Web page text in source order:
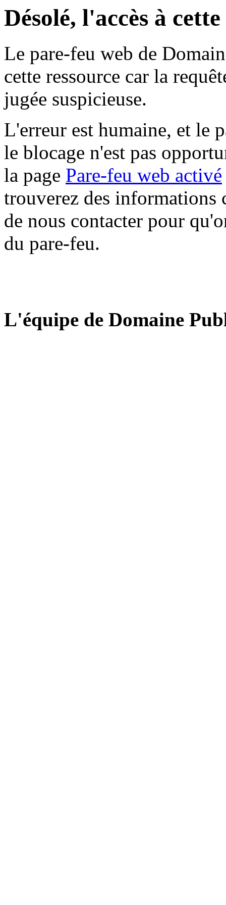
Désolé, l'accès à
Le pare-feu web de
cette ressource car la
jugée suspicieuse.
L'erreur est humaine, et le
le blocage n'est pas
la page Pare-feu web activé
trouverez des informations
de nous contacter pour
du pare-feu.
L'équipe de Domaine